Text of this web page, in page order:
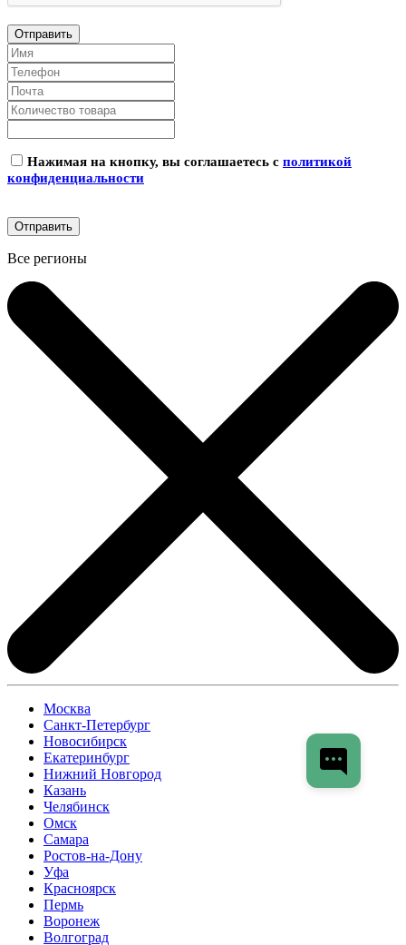
Нажимая на кнопку, вы соглашаетесь с политикой
конфиденциальности
Все регионы
Москва
Санкт-Петербург
Новосибирск
Екатеринбург
Нижний Новгород
Казань
Челябинск
Омск
Самара
Ростов-на-Дону
Уфа
Красноярск
Пермь
Воронеж
Волгоград